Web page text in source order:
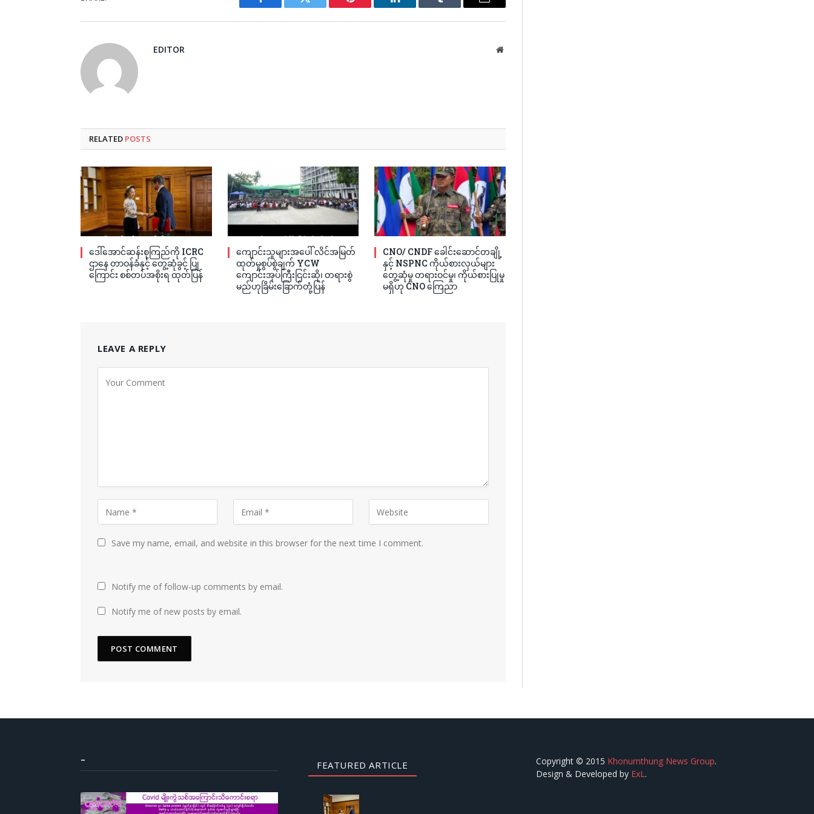
Facebook Twitter Pinterest LinkedIn Tumblr Email
EDITOR Website
RELATED POSTS
ဒေါ်အောင်ဆန်းစုကြည်ကို ICRC
ဌာနေ တာဝန်ခံနှင့် တွေ့ဆုံခွင့် ပြု
ကြောင်း စစ်တပ်အစိုးရ ထုတ်ပြန်
ကျောင်းသူများအပေါ် လိင်အမြတ်
ထုတ်မှုစွပ်စွဲချက် YCW
ကျောင်းအုပ်ကြီးငြင်းဆို၊ တရားစွဲ
မည်ဟုခြိမ်းခြောက်တုံ့ပြန်
CNO/ CNDF ခေါင်းဆောင်တချို့
နှင့် NSPNC ကိုယ်စားလှယ်များ
တွေ့ဆုံမှု တရားဝင်မှု၊ ကိုယ်စားပြုမှု
မရှိဟု CNO ကြေညာ
LEAVE A REPLY
Save my name, email, and website in this browser for the next time I comment.
Notify me of follow-up comments by email.
Notify me of new posts by email.
– FEATURED ARTICLE Copyright © 2015 Khonumthung News Group.
Design & Developed by ExL.